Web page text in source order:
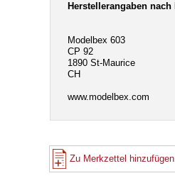
Herstellerangaben
Modelbex 603
CP 92
1890 St-Maurice
CH
www.modelbex.com
Zu Merkzettel hinzufügen